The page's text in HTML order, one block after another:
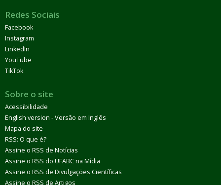
Redes Sociais
Facebook
Instagram
LinkedIn
YouTube
TikTok
Sobre o site
Acessibilidade
English version - Versão em Inglês
Mapa do site
RSS: O que é?
Assine o RSS de Notícias
Assine o RSS do UFABC na Mídia
Assine o RSS de Divulgações Científicas
Assine o RSS de Artigos